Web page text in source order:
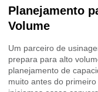
Planejamento
Volume
Um parceiro de
prepara para alto
planejamento de
muito antes do